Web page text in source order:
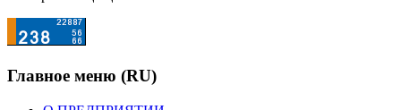
Главное меню (RU)